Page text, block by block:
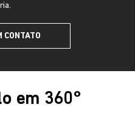
CONTATO
em 360°